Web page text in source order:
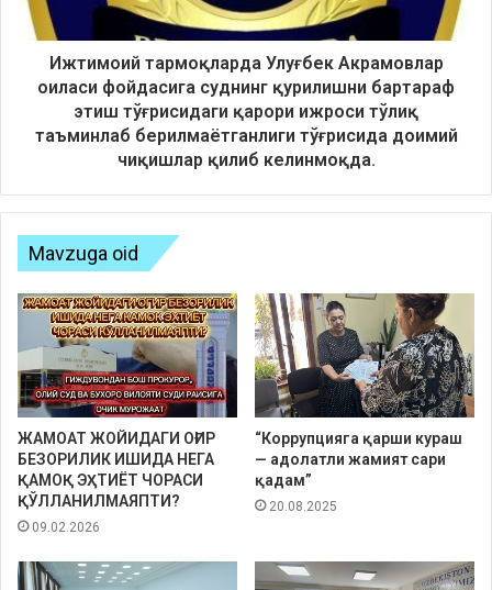
Ижтимоий тармоқларда Улуғбек Акрамовлар
оиласи фойдасига суднинг қурилишни бартараф
этиш тўғрисидаги қарори ижроси тўлиқ
таъминлаб берилмаётганлиги тўғрисида доимий
чиқишлар қилиб келинмоқда.
Mavzuga oid
ЖАМОАТ ЖОЙИДАГИ ОҒИР
БЕЗОРИЛИК ИШИДА НЕГА
ҚАМОҚ ЭҲТИЁТ ЧОРАСИ
ҚЎЛЛАНИЛМАЯПТИ?
09.02.2026
“Коррупцияга қарши кураш
— адолатли жамият сари
қадам”
20.08.2025